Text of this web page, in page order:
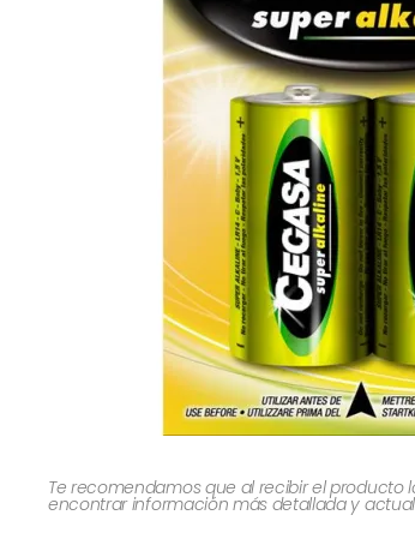
Te recomendamos que al recibir el producto
encontrar información más detallada y